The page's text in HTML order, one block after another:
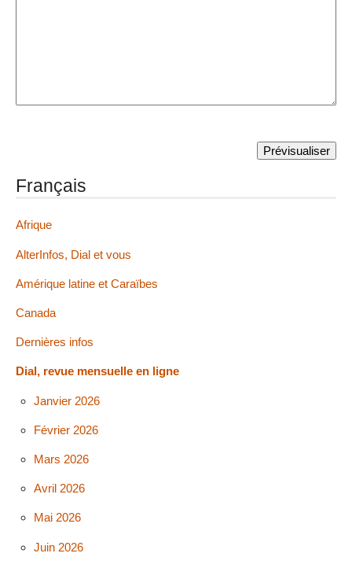
Français
Afrique
AlterInfos, Dial et vous
Amérique latine et Caraïbes
Canada
Dernières infos
Dial, revue mensuelle en ligne
Janvier 2026
Février 2026
Mars 2026
Avril 2026
Mai 2026
Juin 2026